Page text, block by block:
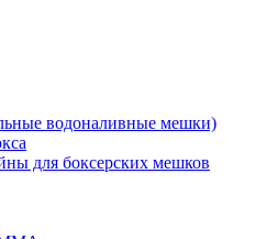
водоналивные мешки)
для боксерских мешков